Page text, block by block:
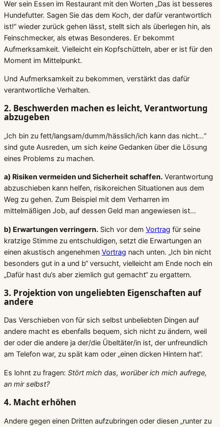
Wer sein Essen im Restaurant mit den Worten „Das ist besseres
Hundefutter. Sagen Sie das dem Koch, der dafür verantwortlich
ist!“ wieder zurück gehen lässt, stellt sich als überlegen hin, als
Feinschmecker, als etwas Besonderes. Er bekommt
Aufmerksamkeit. Vielleicht ein Kopfschütteln, aber er ist für den
Moment im Mittelpunkt.
Und Aufmerksamkeit zu bekommen, verstärkt das dafür
verantwortliche Verhalten.
2. Beschwerden machen es leicht, Verantwortung
abzugeben
„Ich bin zu fett/langsam/dumm/hässlich/ich kann das nicht…“
sind gute Ausreden, um sich keine Gedanken über die Lösung
eines Problems zu machen.
a) Risiken vermeiden und Sicherheit schaffen. Verantwortung
abzuschieben kann helfen, risikoreichen Situationen aus dem
Weg zu gehen. Zum Beispiel mit dem Verharren im
mittelmäßigen Job, auf dessen Geld man angewiesen ist…
b) Erwartungen verringern. Sich vor dem Vortrag für seine
kratzige Stimme zu entschuldigen, setzt die Erwartungen an
einen akustisch angenehmen Vortrag nach unten. „Ich bin nicht
besonders gut in a und b“ versucht, vielleicht am Ende noch ein
„Dafür hast du’s aber ziemlich gut gemacht“ zu ergattern.
3. Projektion von ungeliebten Eigenschaften auf
andere
Das Verschieben von für sich selbst unbeliebten Dingen auf
andere macht es ebenfalls bequem, sich nicht zu ändern, weil
der oder die andere ja der/die Übeltäter/in ist, der unfreundlich
am Telefon war, zu spät kam oder „einen dicken Hintern hat“.
Es lohnt zu fragen: Stört mich das, worüber ich mich aufrege,
an mir selbst?
4. Macht erhöhen
Andere gegen einen Dritten aufzubringen oder diesen „runter zu